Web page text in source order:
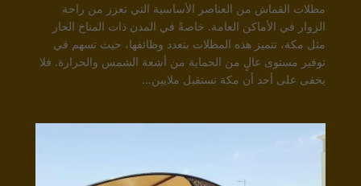
مظلات القماش من العناصر الأساسية التي تعزز من راحة
الزوار في الأماكن العامة. خاصةً في المدن ذات المناخ الحار
مثل مكة، تتميز هذه المظلات بتعدد وظائفها، حيث تسهم في
توفير مستوى عالٍ من الحماية من أشعة الشمس والحرارة. فلا
يخفى على أحد أن مكة تستقبل ملايين…